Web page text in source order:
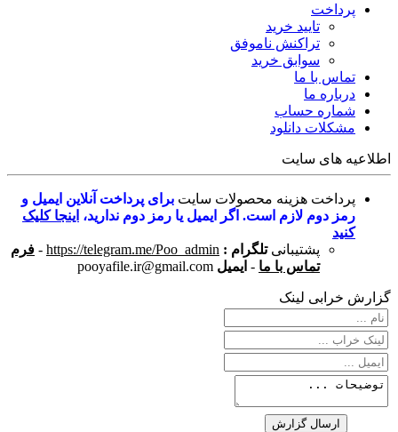
پرداخت
تایید خرید
تراکنش ناموفق
سوابق خرید
تماس با ما
درباره ما
شماره حساب
مشکلات دانلود
اطلاعیه های سایت
پرداخت هزینه محصولات سایت برای پرداخت آنلاین ایمیل و
رمز دوم لازم است. اگر ایمیل یا رمز دوم ندارید، اینجا کلیک
کنید
پشتیبانی تلگرام : https://telegram.me/Poo_admin
- فرم
تماس با ما - ایمیل pooyafile.ir@gmail.com
گزارش خرابی لینک